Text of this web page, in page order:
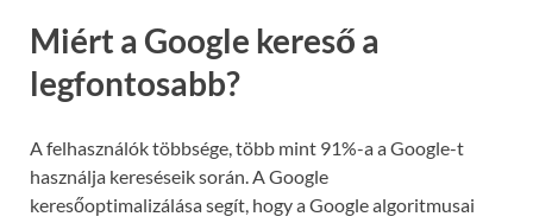
Miért a Google kereső a
legfontosabb?
A felhasználók többsége, több mint 91%-a a Google-t
használja kereséseik során. A Google
keresőoptimalizálása segít, hogy a Google algoritmusai